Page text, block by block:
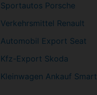
Sportautos Porsche
Verkehrsmittel Renault
Automobil Export Seat
Kfz-Export Skoda
Kleinwagen Ankauf Smart